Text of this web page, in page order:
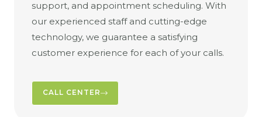
support, and appointment scheduling. With
our experienced staff and cutting-edge
technology, we guarantee a satisfying
customer experience for each of your calls.
CALL CENTER